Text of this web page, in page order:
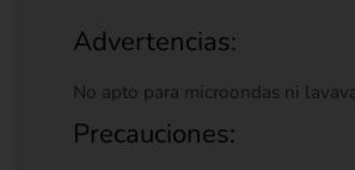
Advertencias:
No apto para microondas ni
Precauciones: